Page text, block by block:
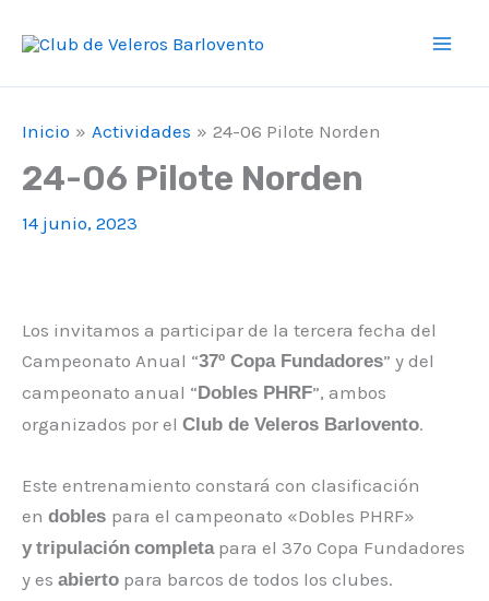
Inicio Actividades 24-06 Pilote Norden
24-06 Pilote Norden
14 junio, 2023
Los invitamos a participar de la tercera fecha del
Campeonato Anual “37º Copa Fundadores” y del
campeonato anual “Dobles PHRF”, ambos
organizados por el Club de Veleros Barlovento.
Este entrenamiento constará con clasificación
en dobles para el campeonato «Dobles PHRF»
y tripulación completapara el 37º Copa Fundadores
y es abierto para barcos de todos los clubes.
a
c
e
b
o
n
s
t
a
o
u
T
u